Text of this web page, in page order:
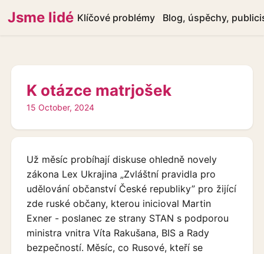
Jsme lidé Klíčové problémy Blog, úspěchy,
K otázce matrjošek
15 October, 2024
Už měsíc probíhají diskuse ohledně novely
zákona Lex Ukrajina „Zvláštní pravidla pro
udělování občanství České republiky” pro žijící
zde ruské občany, kterou inicioval Martin
Exner - poslanec ze strany STAN s podporou
ministra vnitra Víta Rakušana, BIS a Rady
bezpečností. Měsíc, co Rusové, kteří se